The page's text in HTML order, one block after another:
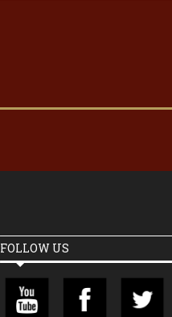
FOLLOW US